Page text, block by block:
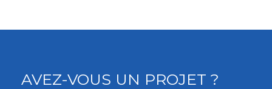
AVEZ-VOUS UN PROJET ?